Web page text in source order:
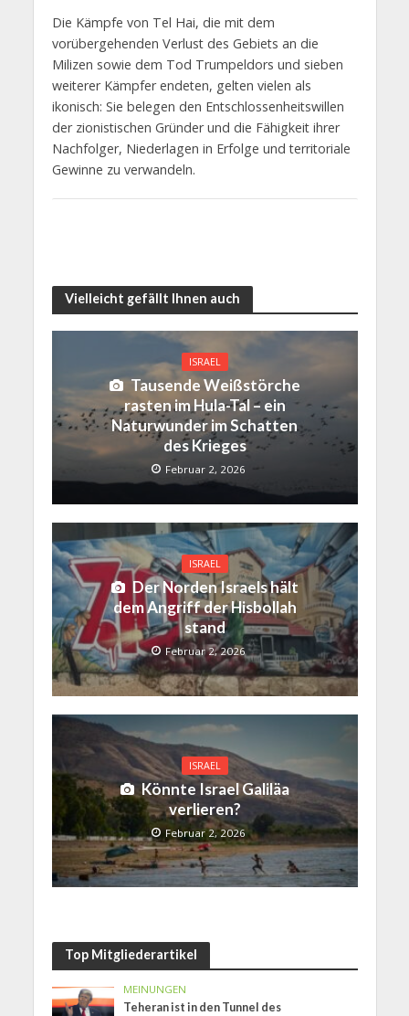
Die Kämpfe von Tel Hai, die mit dem
vorübergehenden Verlust des Gebiets an die
Milizen sowie dem Tod Trumpeldors und sieben
weiterer Kämpfer endeten, gelten vielen als
ikonisch: Sie belegen den Entschlossenheitswillen
der zionistischen Gründer und die Fähigkeit ihrer
Nachfolger, Niederlagen in Erfolge und territoriale
Gewinne zu verwandeln.
Vielleicht gefällt Ihnen auch
ISRAEL
Tausende Weißstörche
rasten im Hula-Tal – ein
Naturwunder im Schatten
des Krieges
Februar 2, 2026
ISRAEL
Der Norden Israels hält
dem Angriff der Hisbollah
stand
Februar 2, 2026
ISRAEL
Könnte Israel Galiläa
verlieren?
Februar 2, 2026
Top Mitgliederartikel
MEINUNGEN
Teheran ist in den Tunnel des